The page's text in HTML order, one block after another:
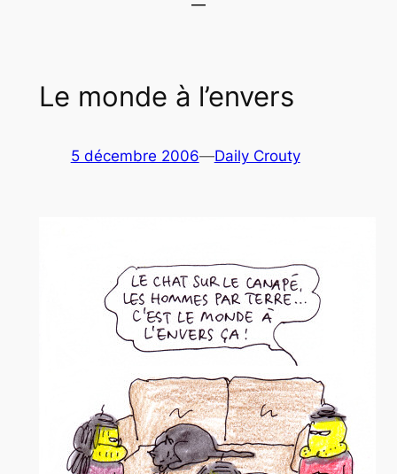
Le monde à l’envers
5 décembre 2006—Daily Crouty